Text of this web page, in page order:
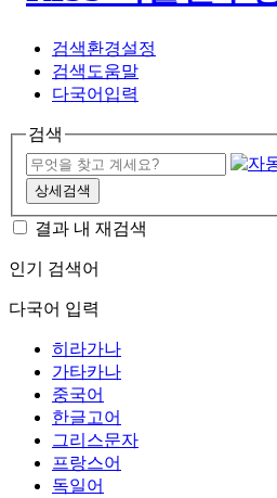
검색환경설정
검색도움말
다국어입력
검색
상세검색
결과 내 재검색
인기 검색어
다국어 입력
히라가나
가타카나
중국어
한글고어
그리스문자
프랑스어
독일어